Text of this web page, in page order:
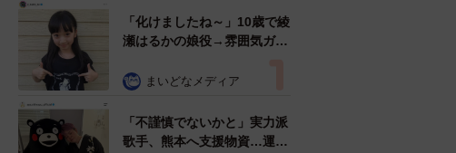
「化けましたね～」10歳で綾
瀬はるかの娘役→雰囲気ガラ
雰囲気が」「宝塚に入れそ
まいどなメディア
「不謹慎でないかと」実力派
歌手、熊本へ支援物資…運搬